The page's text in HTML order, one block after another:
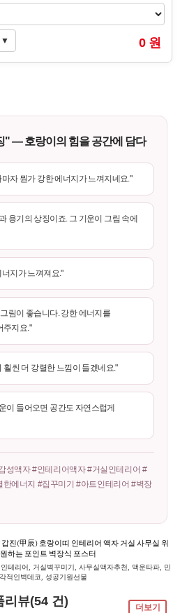
▼ 0 원
" — 호랑이의 힘을 공간에 담다
자 뭔가 강한 에너지가 느껴지네요."
용기의 상징이죠. 그 기운이 그림 속에
지가 느껴져요."
림이 좋습니다. 강한 에너지를
주지요."
훨씬 더 강렬한 느낌이 들겠네요."
이 들어오면 공간도 자연스럽게
성액자 #인테리어액자 #거실인테리어 #
에너지 #집꾸미기 #아트인테리어 #벽장
진(甲辰) 호랑이띠 인테리어 액자 거실 사무실 위
하는 포인트 벽장식 포스터
테리어, 거실벽꾸미기, 사무실액자추천, 액운타파, 민
적인벽데코, 성공기원선물
리뷰(54 건) 더보기